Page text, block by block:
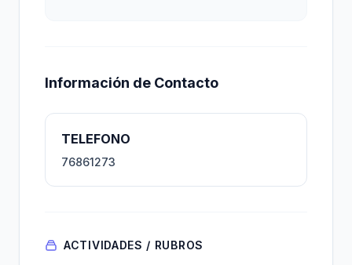
Información de Contacto
TELEFONO
76861273
ACTIVIDADES / RUBROS